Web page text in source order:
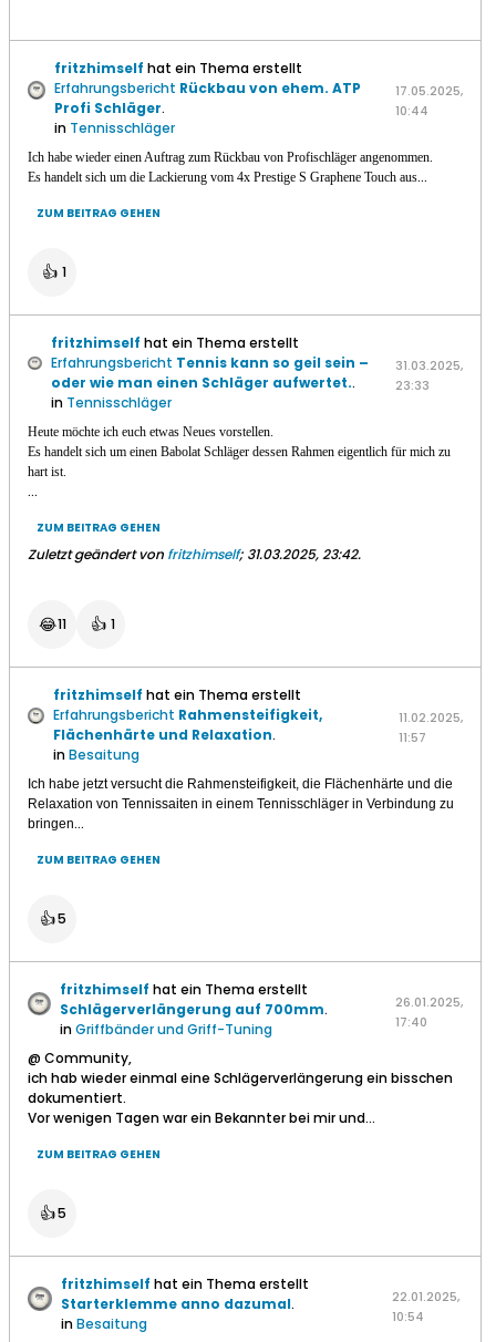
fritzhimself hat ein Thema erstellt
Erfahrungsbericht Rückbau von ehem. ATP
Profi Schläger.
in Tennisschläger
17.05.2025,
10:44
Ich habe wieder einen Auftrag zum Rückbau von Profischläger angenommen.
Es handelt sich um die Lackierung vom 4x Prestige S Graphene Touch aus...
ZUM BEITRAG GEHEN
👍 1
fritzhimself hat ein Thema erstellt
Erfahrungsbericht Tennis kann so geil sein –
oder wie man einen Schläger aufwertet..
in Tennisschläger
31.03.2025,
23:33
Heute möchte ich euch etwas Neues vorstellen.
Es handelt sich um einen Babolat Schläger dessen Rahmen eigentlich für mich zu
hart ist.
...
ZUM BEITRAG GEHEN
Zuletzt geändert von fritzhimself; 31.03.2025, 23:42.
😂11 👍 1
fritzhimself hat ein Thema erstellt
Erfahrungsbericht Rahmensteifigkeit,
Flächenhärte und Relaxation.
inBesaitung
11.02.2025,
11:57
Ich habe jetzt versucht die Rahmensteifigkeit, die Flächenhärte und die
Relaxation von Tennissaiten in einem Tennisschläger in Verbindung zu
bringen...
ZUM BEITRAG GEHEN
👍5
fritzhimself hat ein Thema erstellt
Schlägerverlängerung auf 700mm.
inGriffbänder und Griff-Tuning
26.01.2025,
17:40
@ Community,
ich hab wieder einmal eine Schlägerverlängerung ein bisschen
dokumentiert.
Vor wenigen Tagen war ein Bekannter bei mir und...
ZUM BEITRAG GEHEN
👍5
fritzhimself hat ein Thema erstellt
Starterklemme anno dazumal.
inBesaitung
22.01.2025,
10:54